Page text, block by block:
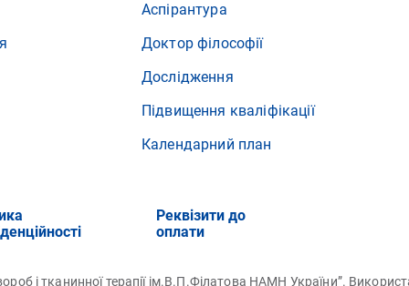
Аспірантура
Доктор філософії
Дослідження
Підвищення кваліфікації
Календарний план
Реквізити до
оплати
і тканинної терапії ім.В.П.Філатова НАМН України”.